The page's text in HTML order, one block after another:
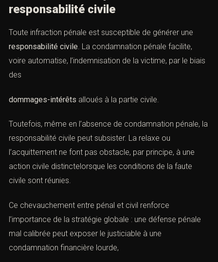
responsabilité civile
Toute infraction pénale est susceptible de générer une
responsabilité civile. La condamnation pénale facilite,
voire automatise, l’indemnisation de la victime, par le biais
des
dommages-intérêts alloués à la partie civile.
Toutefois, même en l’absence de condamnation pénale, la
responsabilité civile peut subsister. La relaxe ou
l’acquittement ne font pas obstacle, par principe, à une
action civile distinctelorsque les conditions de la faute
civile sont réunies.
Ce chevauchement entre pénal et civil renforce
l’importance de la stratégie globale : une défense pénale
mal calibrée peut exposer le justiciable à une
condamnation financière lourde,